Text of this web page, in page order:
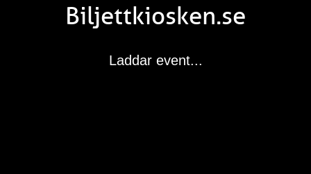
Biljettkiosken.se
Laddar event...